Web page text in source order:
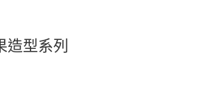
造型系列